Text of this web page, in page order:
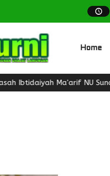
Home
Ibtidaiyah Ma'arif NU